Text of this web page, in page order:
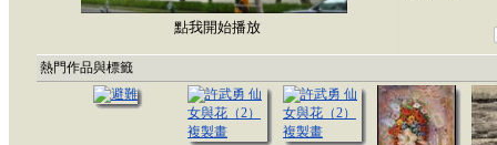
點我開始播放
熱門作品與標籤